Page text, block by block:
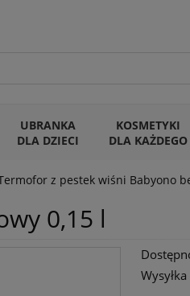
UBRANKA
DLA DZIECI
KOSMETYKI
DLA KAŻDEGO
z pestek wiśni Babyono
0,15 l